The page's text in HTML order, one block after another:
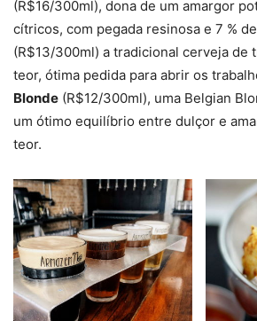
(R$16/300ml), dona de um amargor
cítricos, com pegada resinosa e 7 %
(R$13/300ml) a tradicional cerveja de
teor, ótima pedida para abrir os
Blonde (R$12/300ml), uma Belgian
um ótimo equilíbrio entre dulçor e
teor.